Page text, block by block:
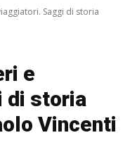
Saggi di storia
e
di storia
Vincenti